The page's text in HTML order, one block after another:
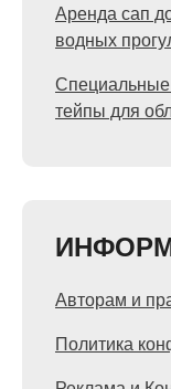
Аренда сап
водных
Специальные
тейпы для
Авторам и
Политика